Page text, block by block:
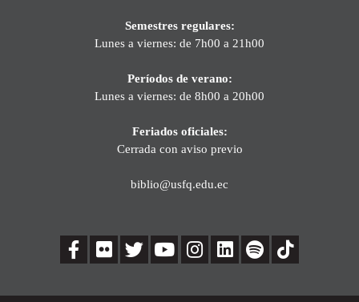
Semestres regulares:
Lunes a viernes: de 7h00 a 21h00
Períodos de verano:
Lunes a viernes: de 8h00 a 20h00
Feriados oficiales:
Cerrada con aviso previo
biblio@usfq.edu.ec